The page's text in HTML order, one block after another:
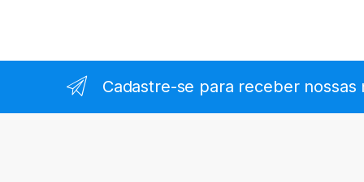
Cadastre-se para receber nossas